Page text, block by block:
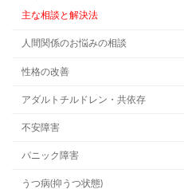
主な相談と解決法
人間関係のお悩みの相談
性格の改善
アダルトチルドレン・共依存
不安障害
パニック障害
うつ病(抑うつ状態)